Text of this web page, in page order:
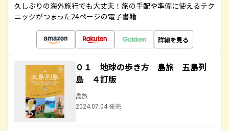
久しぶりの海外旅行でも大丈夫！旅の手配や準備に使えるテク
ニックがつまった24ページの電子書籍
詳細を見る
０１ 地球の歩き方 島旅 五島列
島 ４訂版
島旅
2024.07.04 発売